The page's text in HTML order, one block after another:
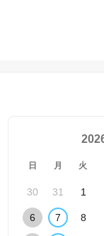
日 月 火
30 31 1
6 7 8